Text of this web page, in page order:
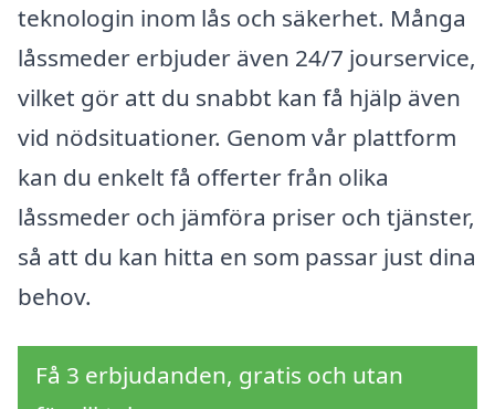
teknologin inom lås och säkerhet. Många
låssmeder erbjuder även 24/7 jourservice,
vilket gör att du snabbt kan få hjälp även
vid nödsituationer. Genom vår plattform
kan du enkelt få offerter från olika
låssmeder och jämföra priser och tjänster,
så att du kan hitta en som passar just dina
behov.
Få 3 erbjudanden, gratis och utan